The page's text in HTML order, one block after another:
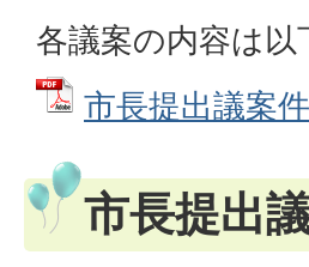
各議案の内容は
市長提出議案
市長提出